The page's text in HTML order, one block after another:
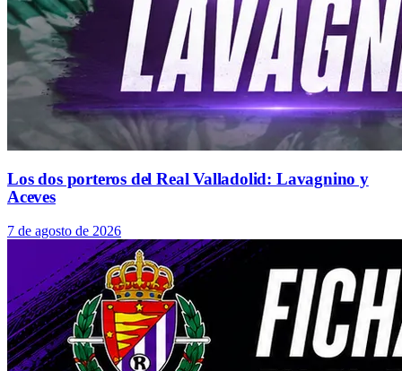
Los dos porteros del Real Valladolid: Lavagnino y
Aceves
7 de agosto de 2026